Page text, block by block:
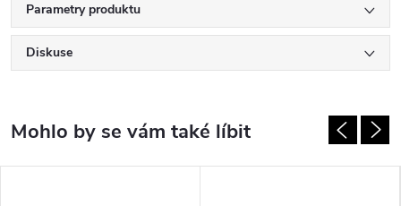
Parametry produktu
Diskuse